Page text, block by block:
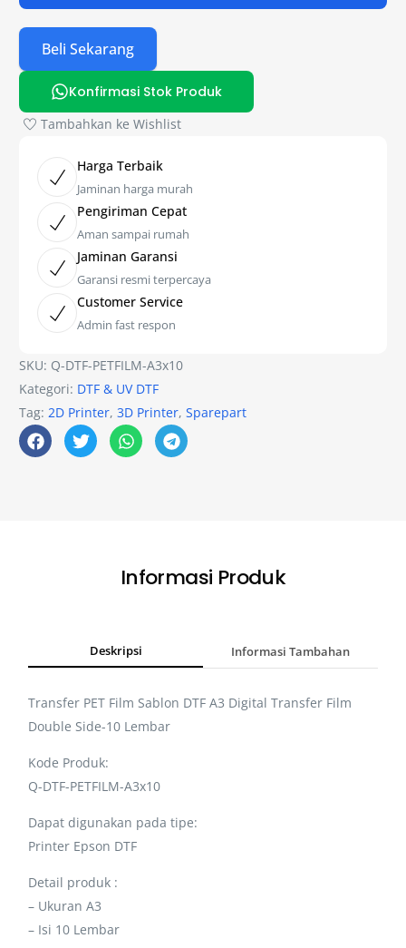
Beli Sekarang
Konfirmasi Stok Produk
Tambahkan ke Wishlist
Harga Terbaik
Jaminan harga murah
Pengiriman Cepat
Aman sampai rumah
Jaminan Garansi
Garansi resmi terpercaya
Customer Service
Admin fast respon
SKU: Q-DTF-PETFILM-A3x10
Kategori: DTF & UV DTF
Tag:2D Printer,3D Printer,Sparepart
Informasi Produk
Deskripsi Informasi Tambahan
Transfer PET Film Sablon DTF A3 Digital Transfer Film
Double Side-10 Lembar
Kode Produk:
Q-DTF-PETFILM-A3x10
Dapat digunakan pada tipe:
Printer Epson DTF
Detail produk :
– Ukuran A3
– Isi 10 Lembar